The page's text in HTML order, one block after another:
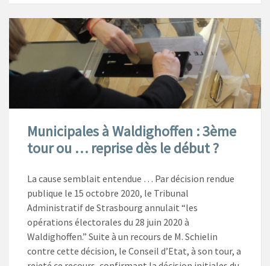
Municipales à Waldighoffen : 3ème
tour ou … reprise dès le début ?
La cause semblait entendue … Par décision rendue
publique le 15 octobre 2020, le Tribunal
Administratif de Strasbourg annulait “les
opérations électorales du 28 juin 2020 à
Waldighoffen.” Suite à un recours de M. Schielin
contre cette décision, le Conseil d’Etat, à son tour, a